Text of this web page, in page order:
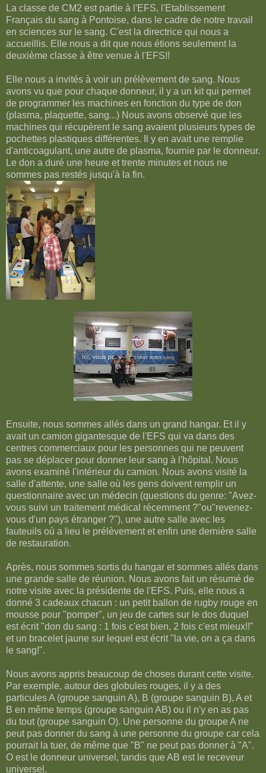
La classe de CM2 est partie à l'EFS, l'Etablissement
Français du sang à Pontoise, dans le cadre de notre travail
en sciences sur le sang. C'est la directrice qui nous a
accueillis. Elle nous a dit que nous étions seulement la
deuxième classe à être venue à l'EFS!!
Elle nous a invités à voir un prélèvement de sang. Nous
avons vu que pour chaque donneur, il y a un kit qui permet
de programmer les machines en fonction du type de don
(plasma, plaquette, sang...) Nous avons observé que les
machines qui récupèrent le sang avaient plusieurs types de
pochettes plastiques différentes. Il y en avait une remplie
d'anticoagulant, une autre de plasma, fournie par le donneur.
Le don a duré une heure et trente minutes et nous ne
sommes pas restés jusqu'à la fin.
Ensuite, nous sommes allés dans un grand hangar. Et il y
avait un camion gigantesque de l'EFS qui va dans des
centres commerciaux pour les personnes qui ne peuvent
pas se déplacer pour donner leur sang à l'hôpital. Nous
avons examiné l'intérieur du camion. Nous avons visité la
salle d'attente, une salle où les gens doivent remplir un
questionnaire avec un médecin (questions du genre: "Avez-
vous suivi un traitement médical récemment ?"ou"revenez-
vous d'un pays étranger ?"), une autre salle avec les
fauteuils où a lieu le prélèvement et enfin une dernière salle
de restauration.
Après, nous sommes sortis du hangar et sommes allés dans
une grande salle de réunion. Nous avons fait un résumé de
notre visite avec la présidente de l'EFS. Puis, elle nous a
donné 3 cadeaux chacun : un petit ballon de rugby rouge en
mousse pour "pomper", un jeu de cartes sur le dos duquel
est écrit "don du sang : 1 fois c'est bien, 2 fois c'est mieux!!"
et un bracelet jaune sur lequel est écrit "la vie, on a ça dans
le sang!".
Nous avons appris beaucoup de choses durant cette visite.
Par exemple, autour des globules rouges, il y a des
particules A (groupe sanguin A), B (groupe sanguin B), A et
B en même temps (groupe sanguin AB) ou il n'y en as pas
du tout (groupe sanguin O). Une personne du groupe A ne
peut pas donner du sang à une personne du groupe car cela
pourrait la tuer, de même que "B" ne peut pas donner à "A".
O est le donneur universel, tandis que AB est le receveur
universel.